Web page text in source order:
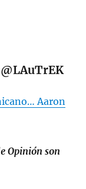
@LAuTrEK
Aaron
Opinión son